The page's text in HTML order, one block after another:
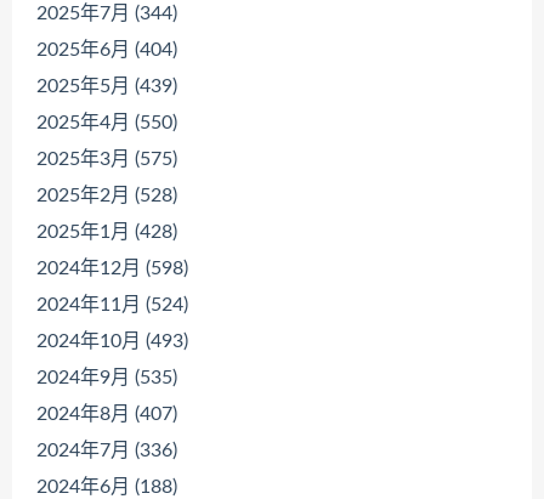
2025年7月 (344)
2025年6月 (404)
2025年5月 (439)
2025年4月 (550)
2025年3月 (575)
2025年2月 (528)
2025年1月 (428)
2024年12月 (598)
2024年11月 (524)
2024年10月 (493)
2024年9月 (535)
2024年8月 (407)
2024年7月 (336)
2024年6月 (188)